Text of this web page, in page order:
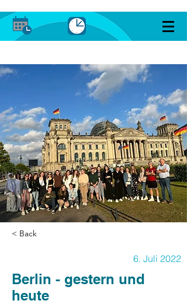
< Back
6. Juli 2022
Berlin - gestern und
heute